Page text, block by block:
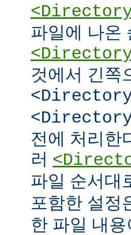
파일에 나온
것에서 긴쪽
전에 처리한
러
파일 순서대
포함한 설정
한 파일 내